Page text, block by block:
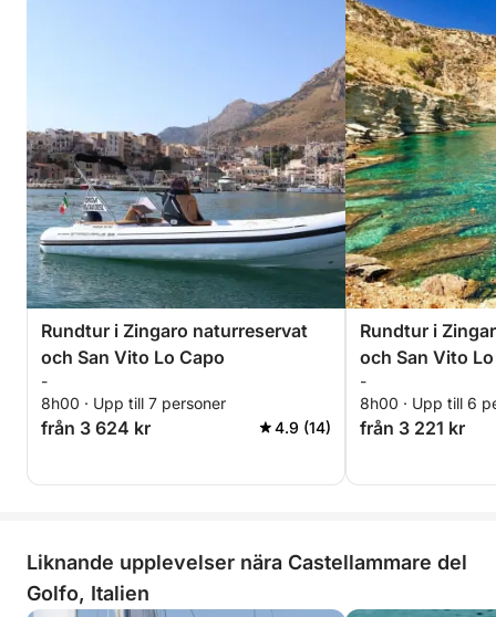
Rundtur i Zingaro naturreservat
och San Vito Lo Capo
-
8h00 · Upp till 7 personer
från 3 624 kr 4.9 (14)
Rundtur i
och San Vito
-
8h00 · Upp till 6
från 3 221 kr
Liknande upplevelser nära Castellammare del
Golfo, Italien